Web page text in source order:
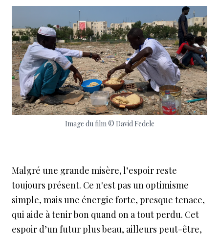
Image du film © David Fedele
Malgré une grande misère, l’espoir reste
toujours présent. Ce n'est pas un optimisme
simple, mais une énergie forte, presque tenace,
qui aide à tenir bon quand on a tout perdu. Cet
espoir d’un futur plus beau, ailleurs peut-être,